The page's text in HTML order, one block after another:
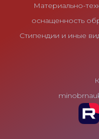
Материально-
оснащенность
Стипендии и иные